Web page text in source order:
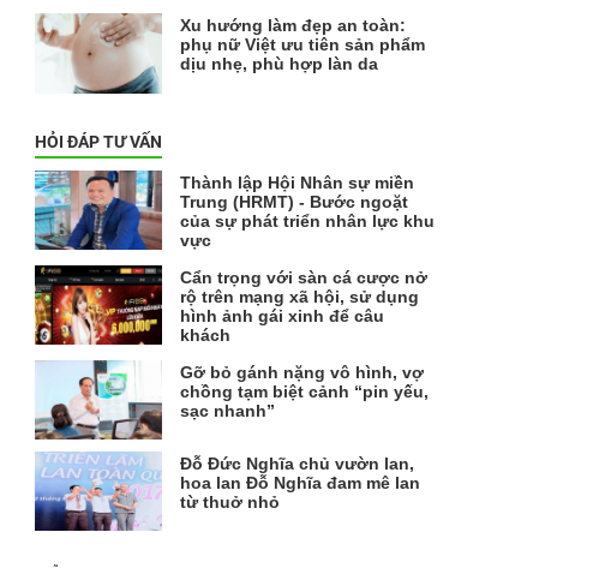
Xu hướng làm đẹp an toàn:
phụ nữ Việt ưu tiên sản phẩm
dịu nhẹ, phù hợp làn da
HỎI ĐÁP TƯ VẤN
Thành lập Hội Nhân sự miền
Trung (HRMT) - Bước ngoặt
của sự phát triển nhân lực khu
vực
Cẩn trọng với sàn cá cược nở
rộ trên mạng xã hội, sử dụng
hình ảnh gái xinh để câu
khách
Gỡ bỏ gánh nặng vô hình, vợ
chồng tạm biệt cảnh “pin yếu,
sạc nhanh”
Đỗ Đức Nghĩa chủ vườn lan,
hoa lan Đỗ Nghĩa đam mê lan
từ thuở nhỏ